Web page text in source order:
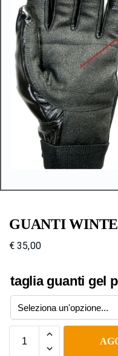
GUANTI
€ 35,00
taglia guanti gel